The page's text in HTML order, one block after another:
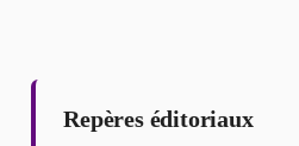
Repères éditoriaux